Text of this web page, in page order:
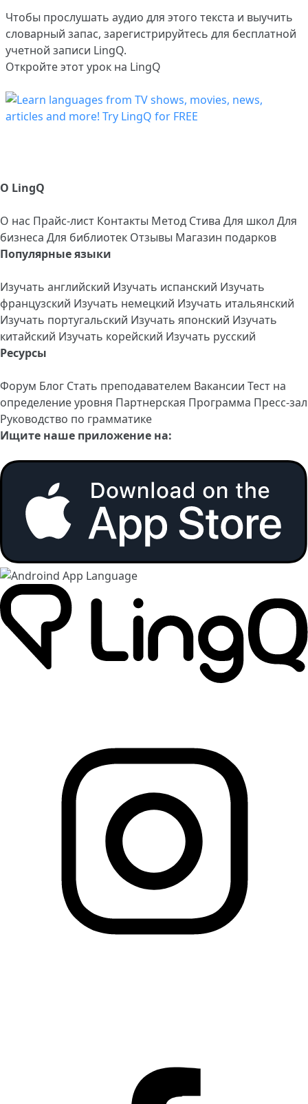
Чтобы прослушать аудио для этого текста и выучить
словарный запас, зарегистрируйтесь для бесплатной
учетной записи LingQ.
Откройте этот урок на LingQ
О LingQ
О нас Прайс-лист Контакты Метод Стива Для школ Для
бизнеса Для библиотек Отзывы Магазин подарков
Популярные языки
Изучать английский Изучать испанский Изучать
французский Изучать немецкий Изучать итальянский
Изучать португальский Изучать японский Изучать
китайский Изучать корейский Изучать русский
Ресурсы
Форум Блог Стать преподавателем Вакансии Тест на
определение уровня Партнерская Программа Пресс-зал
Руководство по грамматике
Ищите наше приложение на: